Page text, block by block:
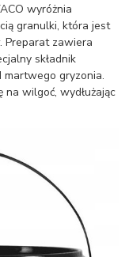
wyróżnia
granulki, która jest
Preparat zawiera
składnik
martwego gryzonia.
wilgoć, wydłużając